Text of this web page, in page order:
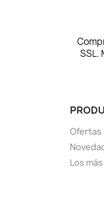
SSL.
Ofertas
Los